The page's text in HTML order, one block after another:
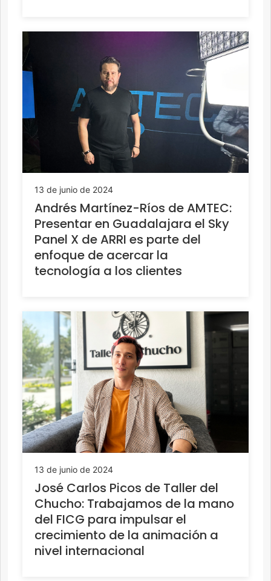
13 de junio de 2024
Andrés Martínez-Ríos de AMTEC:
Presentar en Guadalajara el Sky
Panel X de ARRI es parte del
enfoque de acercar la
tecnología a los clientes
13 de junio de 2024
José Carlos Picos de Taller del
Chucho: Trabajamos de la mano
del FICG para impulsar el
crecimiento de la animación a
nivel internacional